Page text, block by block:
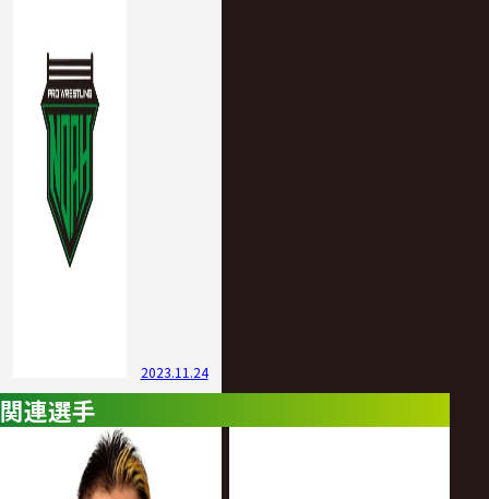
2023.11.24
関連選手